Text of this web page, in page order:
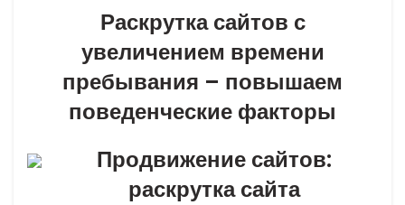
Раскрутка сайтов с
увеличением времени
пребывания – повышаем
поведенческие факторы
Продвижение сайтов:
раскрутка сайта